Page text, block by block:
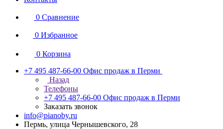
0 Сравнение
0 Избранное
0 Корзина
+7 495 487-66-00 Офис продаж в Перми
Назад
Телефоны
+7 495 487-66-00 Офис продаж в Перми
Заказать звонок
info@pianoby.ru
Пермь, улица Чернышевского, 28